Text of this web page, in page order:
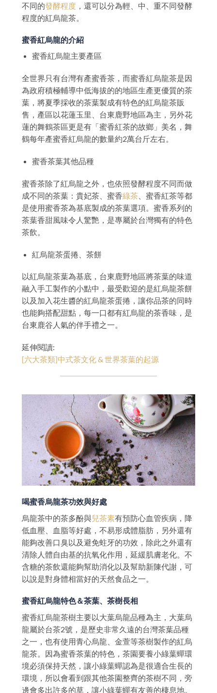
不同的發酵程度 ，還可以分為輕、中、重不同發酵
程度的紅烏龍茶。
蜜香紅烏龍的介紹
蜜香紅烏龍主要產區
全世界只有台灣有產蜜香茶，而蜜香紅烏龍茶是因
為政府積極輔導中低海拔的的地區生產更優質的茶
葉，將夏季採收的茶葉製成有特色的紅烏龍茶販
售，產區以花蓮玉里、台東鹿野地區為主，另外花
蓮的舞鶴茶區更是有「蜜香紅茶的故鄉」美名，舞
鶴每年產蜜香紅烏龍的數量約2萬台斤左右。
蜜香茶葉其他品種
蜜香茶除了紅烏龍之外，也依照發酵程度不同而做
成不同的茶葉：貴妃茶、蜜香綠茶 、蜜香紅茶等都
是使用蜜香茶為基底製成的茶葉選項。蜜香系列的
茶葉香甜風味令人驚艷，是專屬於台灣獨有的特色
茶飲。
紅烏龍茶蛋捲、茶餅
以紅烏龍茶葉為基底，台東鹿野地區將茶葉的味道
融入手工製作的小點中，最受歡迎的是紅烏龍茶餅
以及加入花生醬的紅烏龍茶蛋捲，讓你品茶的同時
也能夠搭配甜點，每一口都有紅烏龍的茶香味，是
台東鹿谷人氣的伴手禮之一。
延伸閱讀:
[六大茶類]中式茶文化 & 世界茶葉的起源
喝蜜香烏龍茶功效與好處
烏龍茶中的茶多酚與兒茶素有預防心血管疾病，降
低血壓、血脂等好處，不易形成體脂肪，另外還有
能夠改善口臭以及避免蛀牙的功效，除此之外還有
清除人體自由基的抗氧化作用，延緩肌膚老化。不
含糖的茶飲還能夠幫助消化以及幫助新陳代謝，可
以說是對身體相當好的天然食品之一。
蜜香紅烏龍特色＆茶葉、茶樹長相
蜜香紅烏龍茶樹主要以大葉烏龍品種為主，大葉烏
龍屬於台茶2號，是歷史非常久遠的台灣茶葉品種
之一，也有使用青心烏龍、金萱等茶樹製作的紅烏
龍茶。因為蜜香茶葉的特色，茶園要養小綠葉蟬環
境必須保持天然，讓小綠葉蟬認為是很適合生長的
環境，所以會看到跟其他茶園整齊的茶樹不同，旁
邊會多出許多的草，讓小綠葉蟬有友善的棲息地。